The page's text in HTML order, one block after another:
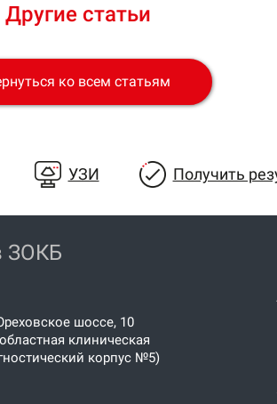
Другие статьи
ко всем статьям
УЗИ Получить
ЗОКБ
шоссе, 10
клиническая
корпус №5)